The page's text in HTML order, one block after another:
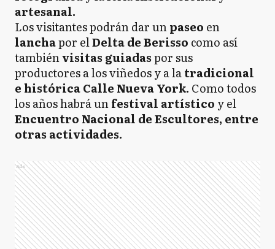
artesanal.
Los visitantes podrán dar unpaseo en
lanchapor elDelta de Berisso como así
tambiénvisitas guiadaspor sus
productores a los viñedos y a latradicional
e histórica Calle Nueva York. Como todos
los años habrá unfestival artístico y el
Encuentro Nacional de Escultores, entre
otras actividades.
Ads